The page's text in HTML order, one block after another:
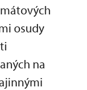
osudy
na